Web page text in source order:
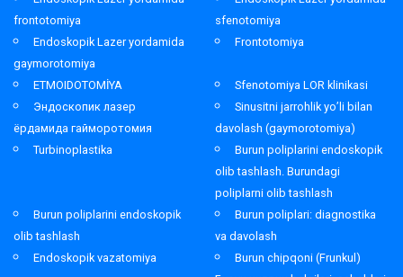
frontotomiya
sfenotomiya
Endoskopik Lazer yordamida
gaymorotomiya
Frontotomiya
ETMOIDOTOMİYA
Sfenotomiya LOR klinikasi
Эндоскопик лазер
ёрдамида гайморотомия
Sinusitni jarrohlik yo’li bilan
davolash (gaymorotomiya)
Turbinoplastika
Burun poliplarini endoskopik
olib tashlash. Burundagi
poliplarni olib tashlash
Burun poliplarini endoskopik
olib tashlash
Burun poliplari: diagnostika
va davolash
Endoskopik vazatomiya
Burun chipqoni (Frunkul)